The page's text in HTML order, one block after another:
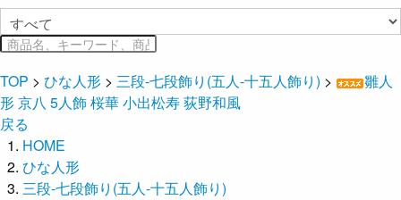
TOP > ひな人形 > 三段-七段飾り(五人-十五人飾り) >
雛人
形 京八 5人飾 桜華 小出松寿 荻野和風
戻る
HOME
ひな人形
三段-七段飾り(五人-十五人飾り)